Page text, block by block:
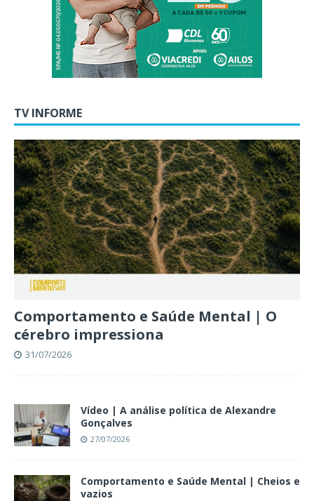
TV INFORME
Comportamento e Saúde Mental | O
cérebro impressiona
31/07/2026
Vídeo | A análise política de Alexandre
Gonçalves
27/07/2026
Comportamento e Saúde Mental | Cheios e
vazios